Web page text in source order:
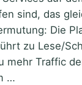
sind, das
Die
zu Lese/
mehr Traffic
…